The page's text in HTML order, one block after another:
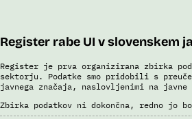
Register rabe UI v slovenskem
Register je prva organizirana zbirka
sektorju. Podatke smo pridobili s
javnega značaja, naslovljenimi na javne
Zbirka podatkov ni dokončna, redno jo